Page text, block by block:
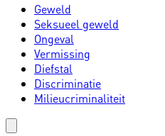
Geweld
Seksueel geweld
Ongeval
Vermissing
Diefstal
Discriminatie
Milieucriminaliteit